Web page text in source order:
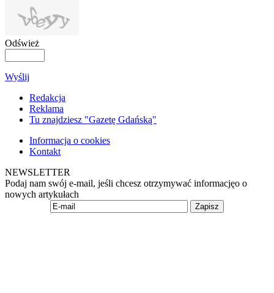
Odśwież
Wyślij
Redakcja
Reklama
Tu znajdziesz "Gazetę Gdańską"
Informacja o cookies
Kontakt
NEWSLETTER
Podaj nam swój e-mail, jeśli chcesz otrzymywać informacjęo o
nowych artykułach
Zapisz